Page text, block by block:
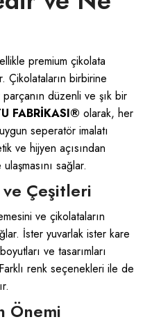
premium çikolata
Çikolataların birbirine
düzenli ve şık bir
FABRİKASI® olarak, her
seperatör imalatı
ve hijyen açısından
sağlar.
ve Çeşitleri
ve çikolataların
İster yuvarlak ister kare
ve tasarımları
renk seçenekleri ile de
Önemi